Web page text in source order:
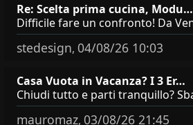
Re: Scelta prima cucina, Modu…
stedesign, 04/08/26 10:03
Casa Vuota in Vacanza? I 3 Er…
mauromaz, 03/08/26 21:45